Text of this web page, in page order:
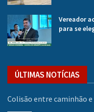
Vereador
para se
ÚLTIMAS NOTÍCIAS
Colisão entre caminhão